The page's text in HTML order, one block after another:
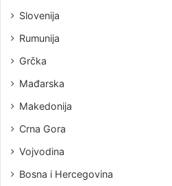
Slovenija
Rumunija
Grčka
Mađarska
Makedonija
Crna Gora
Vojvodina
Bosna i Hercegovina